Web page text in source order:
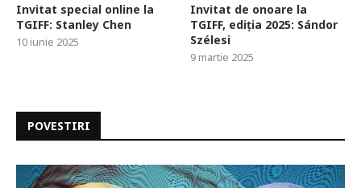
Invitat special online la
TGIFF: Stanley Chen
10 iunie 2025
Invitat de onoare la
TGIFF, ediția 2025: Sándor
Szélesi
9 martie 2025
POVESTIRI